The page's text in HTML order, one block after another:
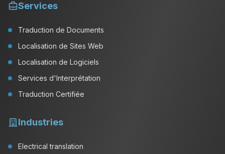
Services
Traduction de Documents
Localisation de Sites Web
Localisation de Logiciels
Services d'Interprétation
Traduction Certifiée
Industries
Electrical translation